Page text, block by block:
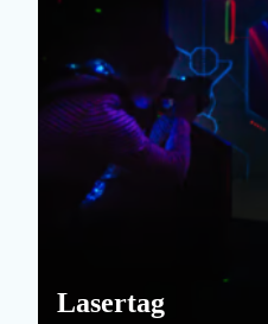
Lasertag